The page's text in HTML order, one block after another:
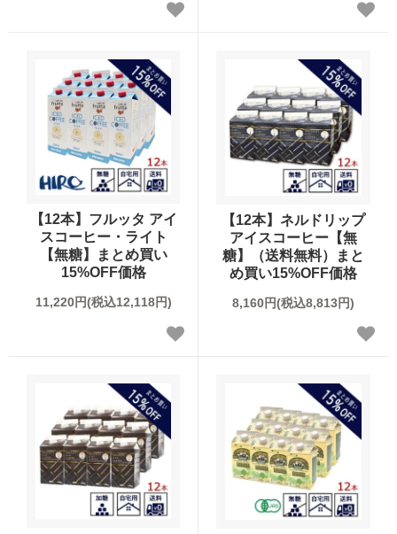
【12本】フルッタ アイ
スコーヒー・ライト
【無糖】まとめ買い
15%OFF価格
11,220円(税込12,118円)
【12本】ネルドリップ
アイスコーヒー【無
糖】（送料無料）まと
め買い15%OFF価格
8,160円(税込8,813円)